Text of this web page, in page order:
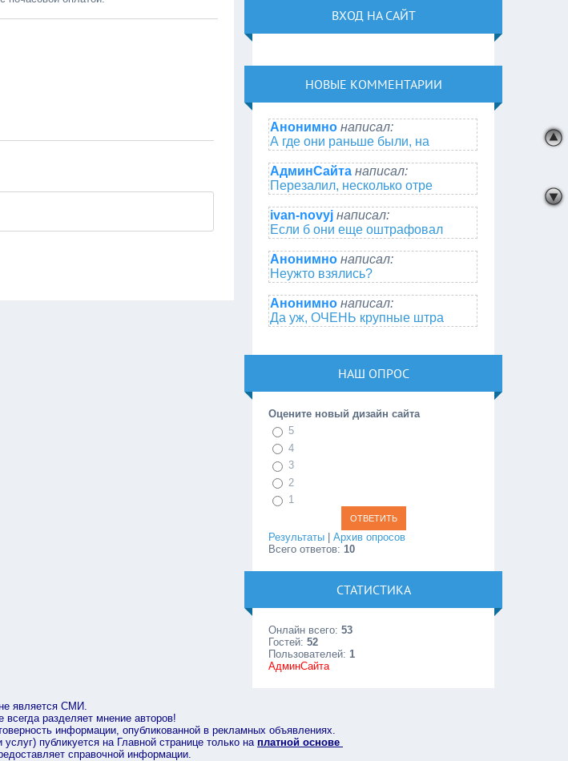
ВХОД НА САЙТ
НОВЫЕ КОММЕНТАРИИ
Анонимно написал:
А где они раньше были, на
АдминСайта написал:
Перезалил, несколько отре
ivan-novyj написал:
Если б они еще оштрафовал
Анонимно написал:
Неужто взялись?
Анонимно написал:
Да уж, ОЧЕНЬ крупные штра
НАШ ОПРОС
Оцените новый дизайн сайта
5
4
3
2
1
Результаты |Архив опросов
Всего ответов: 10
СТАТИСТИКА
Онлайн всего:53
Гостей:52
Пользователей: 1
АдминСайта
является СМИ.
всегда разделяет мнение авторов!
информации, опубликованной в рекламных объявлениях.
публикуется на Главной странице только на платной основе
справочной информации.